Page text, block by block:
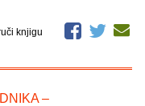
knjigu
–